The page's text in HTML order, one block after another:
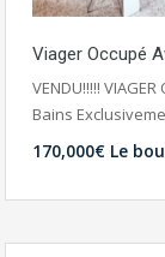
Viager Occupé
VENDU!!!!!
Bains
170,000€ Le